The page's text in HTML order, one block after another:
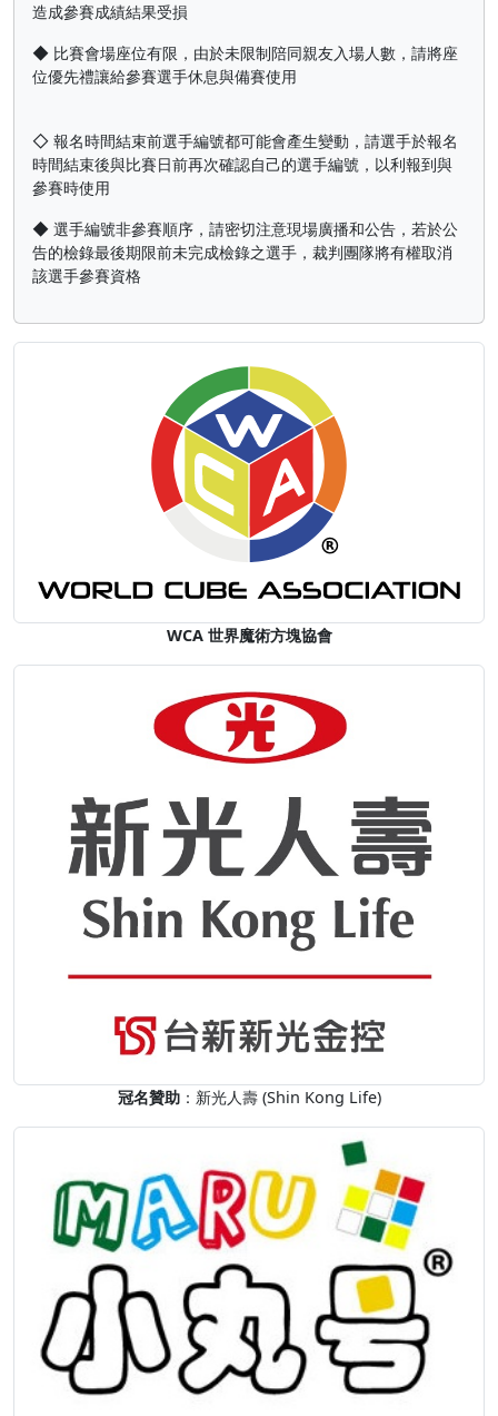
造成參賽成績結果受損
◆ 比賽會場座位有限，由於未限制陪同親友入場人數，請將座
位優先禮讓給參賽選手休息與備賽使用
◇ 報名時間結束前選手編號都可能會產生變動，請選手於報名
時間結束後與比賽日前再次確認自己的選手編號，以利報到與
參賽時使用
◆ 選手編號非參賽順序，請密切注意現場廣播和公告，若於公
告的檢錄最後期限前未完成檢錄之選手，裁判團隊將有權取消
該選手參賽資格
WCA 世界魔術方塊協會
冠名贊助：新光人壽 (Shin Kong Life)